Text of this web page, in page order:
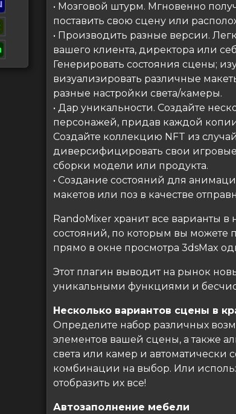
• Мозговой штурм. Мгновенно
поставить свою сцену или
• Производить разные версии.
вашего клиента, директора или
Генерировать состояния сцены;
визуализировать различные
разные настройки света/камеры.
• Дар уникальности. Создайте
персонажей, придав каждой
Создайте коллекцию NFT из
диверсифицировать свои
сборки модели или продукта.
• Создание состояний для
макетов или поз в качестве
RandoMixer хранит все варианты
состояний, по которым вы можете
прямо в окне просмотра 3dsMax
Этот плагин выводит на рынок
уникальными функциями и
Несколько вариантов сцены в
Определите набор различных
элементов вашей сцены, а также
света или камер и автоматически
комбинации на выбор. Или
отобразить их все!
Автозаполнение мебели